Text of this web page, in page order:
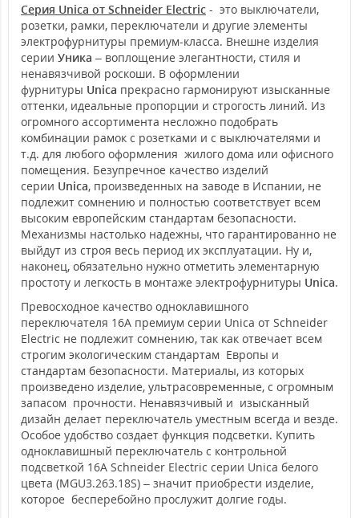
Серия Unica от Schneider Electric - это выключатели,
розетки, рамки, переключатели и другие элементы
электрофурнитуры премиум-класса. Внешне изделия
серии Уника – воплощение элегантности, стиля и
ненавязчивой роскоши. В оформлении
фурнитуры Unica прекрасно гармонируют изысканные
оттенки, идеальные пропорции и строгость линий. Из
огромного ассортимента несложно подобрать
комбинации рамок с розетками и с выключателями и
т.д. для любого оформления жилого дома или офисного
помещения. Безупречное качество изделий
серии Unica, произведенных на заводе в Испании, не
подлежит сомнению и полностью соответствует всем
высоким европейским стандартам безопасности.
Механизмы настолько надежны, что гарантированно не
выйдут из строя весь период их эксплуатации. Ну и,
наконец, обязательно нужно отметить элементарную
простоту и легкость в монтаже электрофурнитуры Unica.
Превосходное качество одноклавишного
переключателя 16А премиум серии Unica от Schneider
Electric не подлежит сомнению, так как отвечает всем
строгим экологическим стандартам Европы и
стандартам безопасности. Материалы, из которых
произведено изделие, ультрасовременные, с огромным
запасом прочности. Ненавязчивый и изысканный
дизайн делает переключатель уместным всегда и везде.
Особое удобство создает функция подсветки. Купить
одноклавишный переключатель с контрольной
подсветкой 16А Schneider Electric серии Unica белого
цвета (MGU3.263.18S) – значит приобрести изделие,
которое бесперебойно прослужит долгие годы.